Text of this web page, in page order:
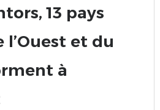
13 pays
l’Ouest et du
à